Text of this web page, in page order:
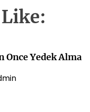
Once Yedek Alma